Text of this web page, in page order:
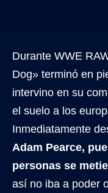
Durante WWE
Dog» terminó en
intervino en su
el suelo a los
Inmediatamente
Adam Pearce,
personas se
así no iba a poder